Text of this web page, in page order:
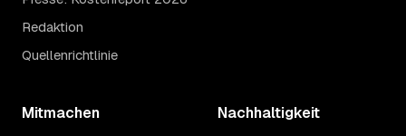
Redaktion
Quellenrichtlinie
Mitmachen Nachhaltigkeit